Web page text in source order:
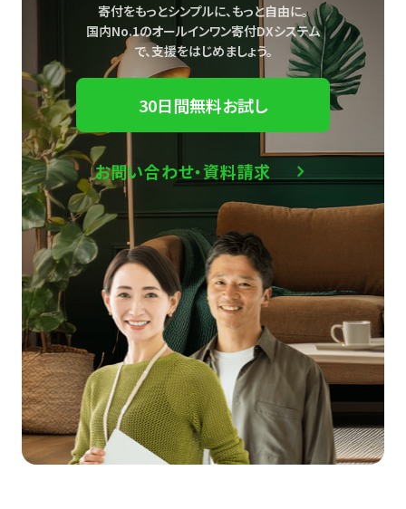
寄付をもっとシンプルに、もっと自由に。
国内No.1のオールインワン寄付DXシステム
で、支援をはじめましょう。
30日間無料お試し
お問い合わせ・資料請求